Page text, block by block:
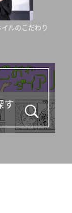
ルのこだわり